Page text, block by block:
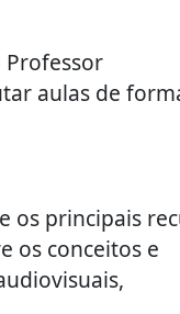
aulas de
os principais
os conceitos e